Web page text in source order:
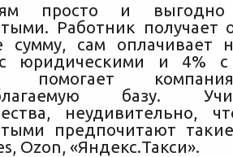
просто и
Работник получает
сумму, сам оплачивает
юридическими и 4% с
помогает
базу.
неудивительно,
предпочитают
Ozon, «Яндекс.Такси».